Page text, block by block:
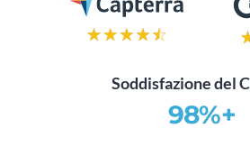
Soddisfazione del
98%+